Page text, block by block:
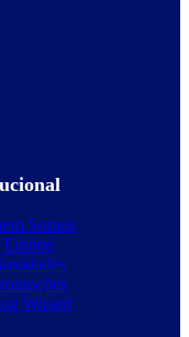
Somos
Equipe
Wizard